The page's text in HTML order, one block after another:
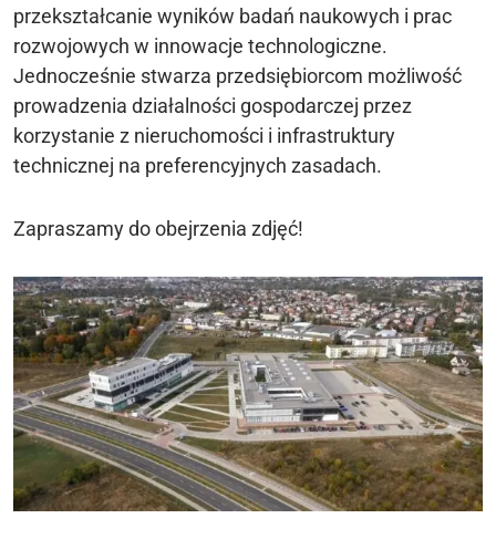
przekształcanie wyników badań naukowych i prac
rozwojowych w innowacje technologiczne.
Jednocześnie stwarza przedsiębiorcom możliwość
prowadzenia działalności gospodarczej przez
korzystanie z nieruchomości i infrastruktury
technicznej na preferencyjnych zasadach.
Zapraszamy do obejrzenia zdjęć!